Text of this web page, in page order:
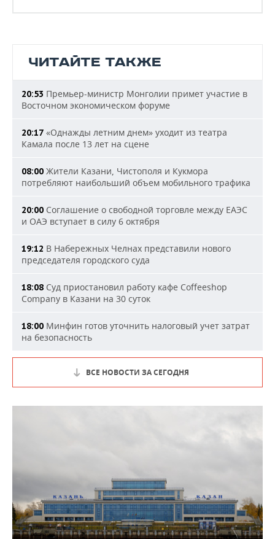
ЧИТАЙТЕ ТАКЖЕ
20:53 Премьер-министр Монголии примет участие в
Восточном экономическом форуме
20:17 «Однажды летним днем» уходит из театра
Камала после 13 лет на сцене
08:00 Жители Казани, Чистополя и Кукмора
потребляют наибольший объем мобильного трафика
20:00 Соглашение о свободной торговле между ЕАЭС
и ОАЭ вступает в силу 6 октября
19:12 В Набережных Челнах представили нового
председателя городского суда
18:08 Суд приостановил работу кафе Coffeeshop
Company в Казани на 30 суток
18:00 Минфин готов уточнить налоговый учет затрат
на безопасность
ВСЕ НОВОСТИ ЗА СЕГОДНЯ